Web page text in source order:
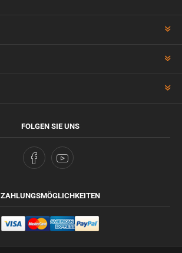
FOLGEN SIE UNS
ZAHLUNGSMÖGLICHKEITEN